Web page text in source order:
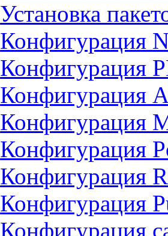
Установка
Конфигурация
Конфигурация
Конфигурация
Конфигурация
Конфигурация
Конфигурация
Конфигурация
Конфигурация